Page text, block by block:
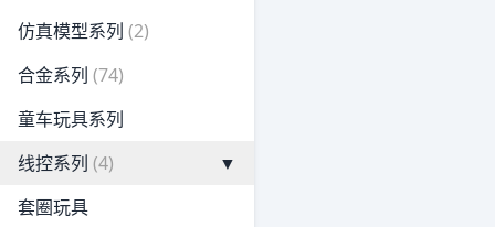
仿真模型系列 (2)
合金系列 (74)
童车玩具系列
线控系列 (4)
▼
套圈玩具